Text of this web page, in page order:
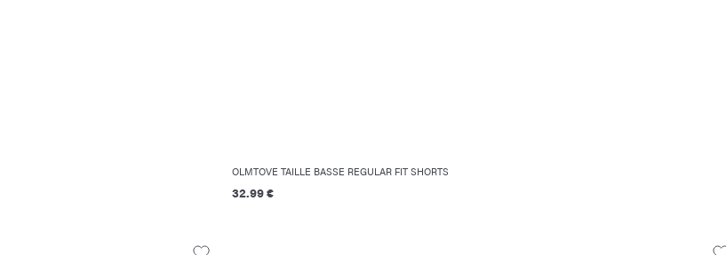
OLMTOVE TAILLE BASSE REGULAR FIT SHORTS
32.99 €